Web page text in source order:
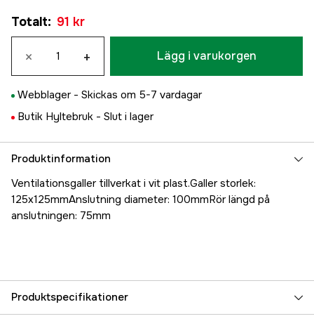
Totalt: 91 kr
× + Lägg i varukorgen
Webblager - Skickas om 5-7 vardagar
Butik Hyltebruk - Slut i lager
Produktinformation
Ventilationsgaller tillverkat i vit plast.Galler storlek:
125x125mmAnslutning diameter: 100mmRör längd på
anslutningen: 75mm
Produktspecifikationer